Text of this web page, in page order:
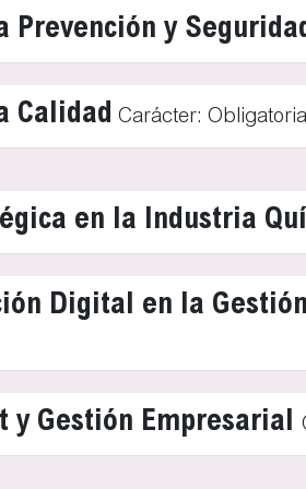
Prevención y
Calidad Carácter:
en la Industria
Digital en la
y Gestión Empresarial